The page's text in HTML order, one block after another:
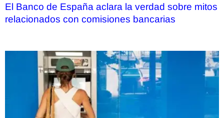
El Banco de España aclara la verdad sobre mitos
relacionados con comisiones bancarias